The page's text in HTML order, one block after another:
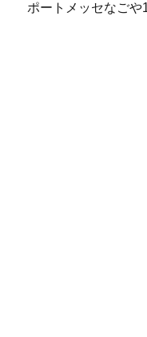
ポートメッセなごや